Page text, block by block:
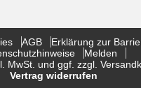
AGB
Erklärung zur
Melden
MwSt. und ggf. zzgl.
Vertrag widerrufen